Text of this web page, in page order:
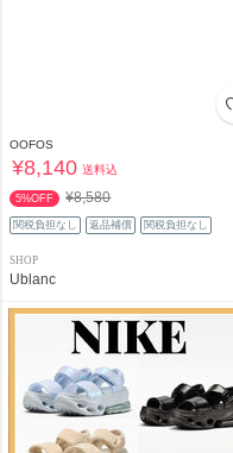
OOFOS
¥8,140 送料込
5%OFF ¥8,580
関税負担なし 返品補償 関税負担なし
SHOP
Ublanc